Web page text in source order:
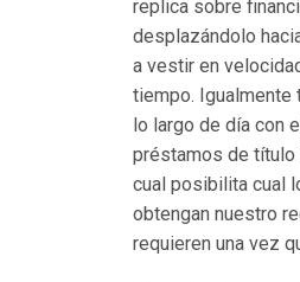
replica sobre
desplazándolo
a vestir en
tiempo. Igualmente
lo largo de día con
préstamos de título
cual posibilita cual
obtengan nuestro
requieren una vez
К
а
к
н
а
й
т
и